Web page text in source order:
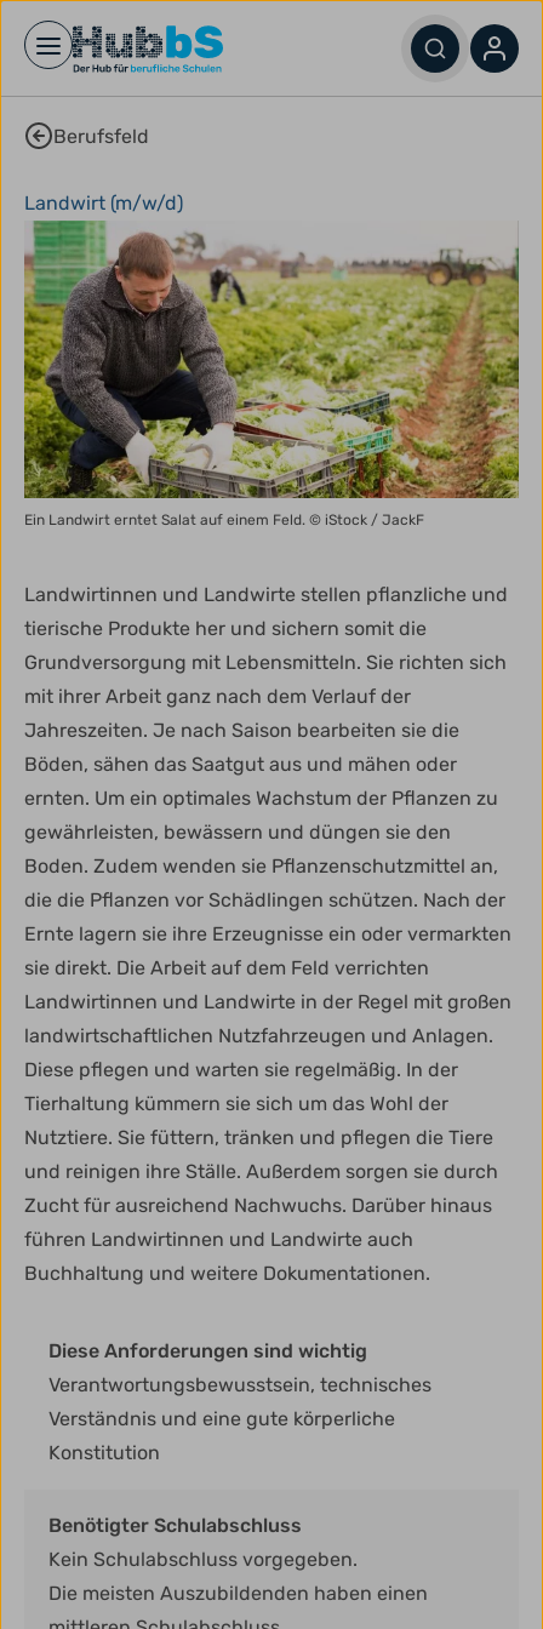
Open main menu
Berufsfeld
Landwirt (m/w/d)
Ein Landwirt erntet Salat auf einem Feld. © iStock / JackF
Landwirtinnen und Landwirte stellen pflanzliche und
tierische Produkte her und sichern somit die
Grundversorgung mit Lebensmitteln. Sie richten sich
mit ihrer Arbeit ganz nach dem Verlauf der
Jahreszeiten. Je nach Saison bearbeiten sie die
Böden, sähen das Saatgut aus und mähen oder
ernten. Um ein optimales Wachstum der Pflanzen zu
gewährleisten, bewässern und düngen sie den
Boden. Zudem wenden sie Pflanzenschutzmittel an,
die die Pflanzen vor Schädlingen schützen. Nach der
Ernte lagern sie ihre Erzeugnisse ein oder vermarkten
sie direkt. Die Arbeit auf dem Feld verrichten
Landwirtinnen und Landwirte in der Regel mit großen
landwirtschaftlichen Nutzfahrzeugen und Anlagen.
Diese pflegen und warten sie regelmäßig. In der
Tierhaltung kümmern sie sich um das Wohl der
Nutztiere. Sie füttern, tränken und pflegen die Tiere
und reinigen ihre Ställe. Außerdem sorgen sie durch
Zucht für ausreichend Nachwuchs. Darüber hinaus
führen Landwirtinnen und Landwirte auch
Buchhaltung und weitere Dokumentationen.
Diese Anforderungen sind wichtig
Verantwortungsbewusstsein, technisches
Verständnis und eine gute körperliche
Konstitution
Benötigter Schulabschluss
Kein Schulabschluss vorgegeben.
Die meisten Auszubildenden haben einen